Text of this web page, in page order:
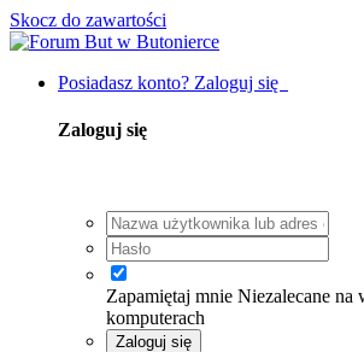
Skocz do zawartości
Posiadasz konto? Zaloguj się
Zaloguj się
Zapamiętaj mnie Niezalecane na
komputerach
Zaloguj się